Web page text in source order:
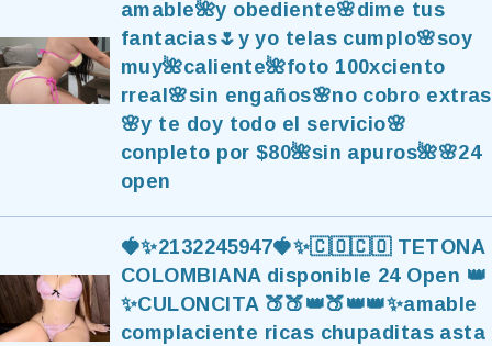
amable🌺y obediente🌸dime tus
fantacias🌷y yo telas cumplo🌸soy
muy🌺caliente🌺foto 100xciento
rreal🌸sin engaños🌸no cobro extras
🌸y te doy todo el servicio🌸
conpleto por $80🌺sin apuros🌺🌸24
open
🍓✨2132245947🍓✨🇨🇴🇨🇴 TETONA
COLOMBIANA disponible 24 Open 👑
✨CULONCITA 🍑🍑👑🍑👑👑✨amable
complaciente ricas chupaditas asta